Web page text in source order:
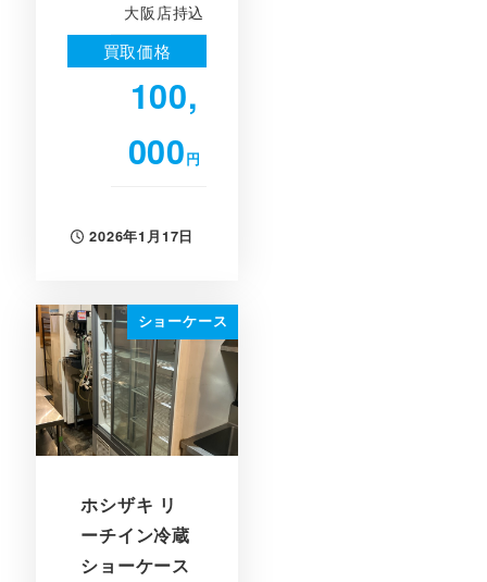
大阪店持込
買取価格
100,
000円
投稿日
2026年1月17日
ショーケース
ホシザキ リ
ーチイン冷蔵
ショーケース